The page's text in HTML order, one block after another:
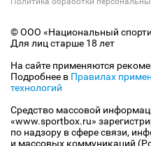
© ООО «Национальный
Для лиц старше 18 лет
На сайте применяются
Подробнее в Правилах
технологий
Средство массовой
«www.sportbox.ru»
по надзору в сфере связи,
и массовых коммуникаций